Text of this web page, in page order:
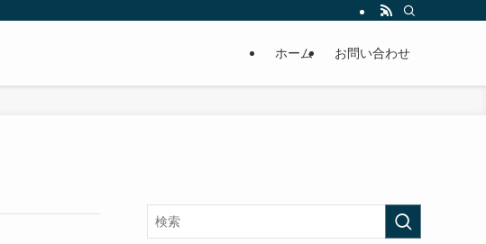
ホーム お問い合わせ